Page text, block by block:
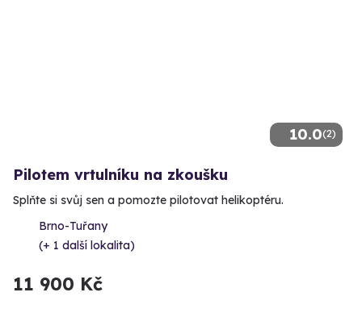
10.0(2)
Pilotem vrtulníku na zkoušku
Splňte si svůj sen a pomozte pilotovat helikoptéru.
Brno-Tuřany
(+ 1 další lokalita)
11 900 Kč